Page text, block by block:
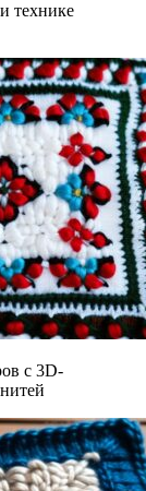
технике
с 3D-